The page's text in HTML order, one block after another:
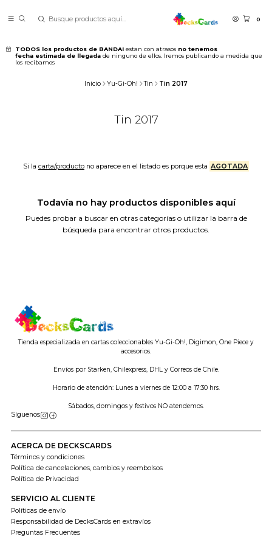
0
TODOS los productos de BANDAI estan con atrasos no tenemos
fecha estimada de llegada de ninguno de ellos. Iremos publicando a medida que
los recibamos
Inicio Yu-Gi-Oh! Tin Tin 2017
Tin 2017
Si la carta/productono aparece en el listado es porque esta AGOTADA
Todavía no hay productos disponibles aquí
Puedes probar a buscar en otras categorías o utilizar la barra de
búsqueda para encontrar otros productos.
Tienda especializada en cartas coleccionables Yu-Gi-Oh!, Digimon, One Piece y
accesorios.
Envíos por Starken, Chilexpress, DHL y Correos de Chile.
Horario de atención: Lunes a viernes de 12:00 a 17:30 hrs.
Sábados, domingos y festivos NO atendemos.
Síguenos
ACERCA DE DECKSCARDS
Términos y condiciones
Política de cancelaciones, cambios y reembolsos
Política de Privacidad
SERVICIO AL CLIENTE
Políticas de envío
Responsabilidad de DecksCards en extravíos
Preguntas Frecuentes